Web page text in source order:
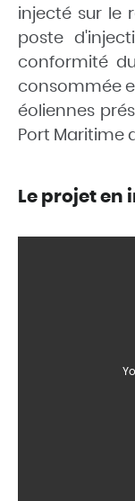
injecté sur le
poste
conformité
consommée
éoliennes
Port Maritime
Le projet en